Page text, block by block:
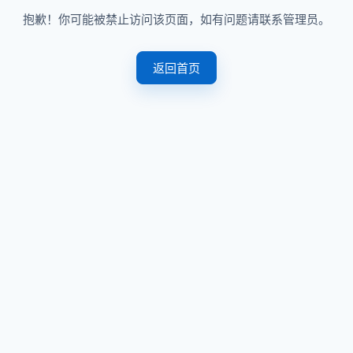
抱歉！你可能被禁止访问该页面，如有问题请联系管理员。
返回首页